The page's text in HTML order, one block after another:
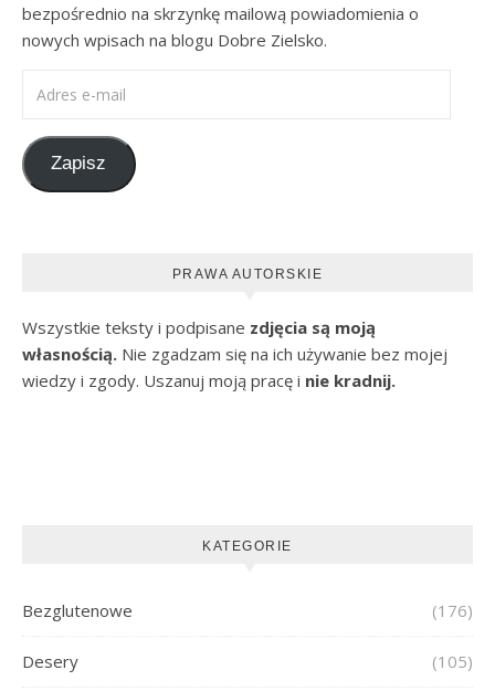
bezpośrednio na skrzynkę mailową powiadomienia o
nowych wpisach na blogu Dobre Zielsko.
Zapisz
PRAWA AUTORSKIE
Wszystkie teksty i podpisane zdjęcia są moją
własnością. Nie zgadzam się na ich używanie bez mojej
wiedzy i zgody. Uszanuj moją pracę i nie kradnij.
KATEGORIE
Bezglutenowe (176)
Desery (105)